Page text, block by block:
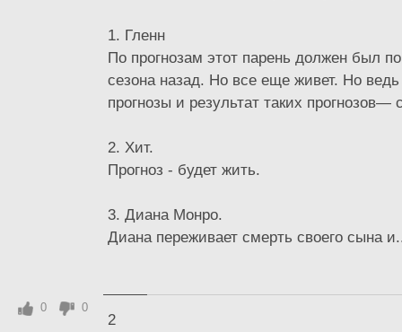
1. Гленн
По прогнозам этот парень должен был
сезона назад. Но все еще живет. Но ведь
прогнозы и результат таких прогнозов—
2. Хит.
Прогноз - будет жить.
3. Диана Монро.
Диана переживает смерть своего сына
2
0 0